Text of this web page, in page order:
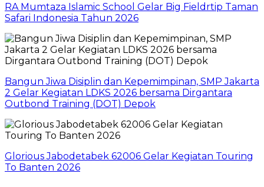
RA Mumtaza Islamic School Gelar Big Fieldrtip Taman
Safari Indonesia Tahun 2026
Bangun Jiwa Disiplin dan Kepemimpinan, SMP Jakarta
2 Gelar Kegiatan LDKS 2026 bersama Dirgantara
Outbond Training (DOT) Depok
Glorious Jabodetabek 62006 Gelar Kegiatan Touring
To Banten 2026